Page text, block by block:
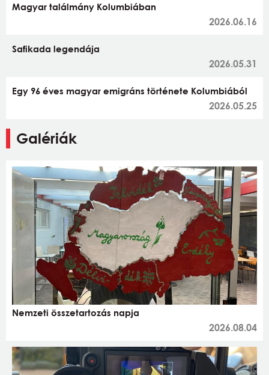
Magyar találmány Kolumbiában
2026.06.16
Safikada legendája
2026.05.31
Egy 96 éves magyar emigráns története Kolumbiából
2026.05.25
Galériák
Nemzeti összetartozás napja
2026.08.04